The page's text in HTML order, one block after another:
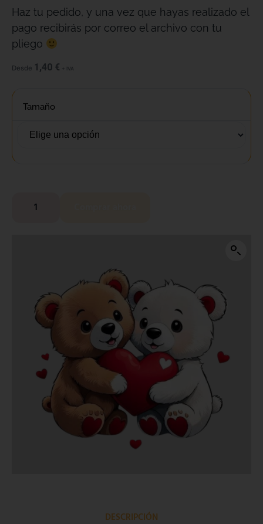
Haz tu pedido, y una vez que hayas realizado el
pago recibirás por correo el archivo con tu
pliego
Desde 1,40 € + IVA
Tamaño
DESCRIPCIÓN